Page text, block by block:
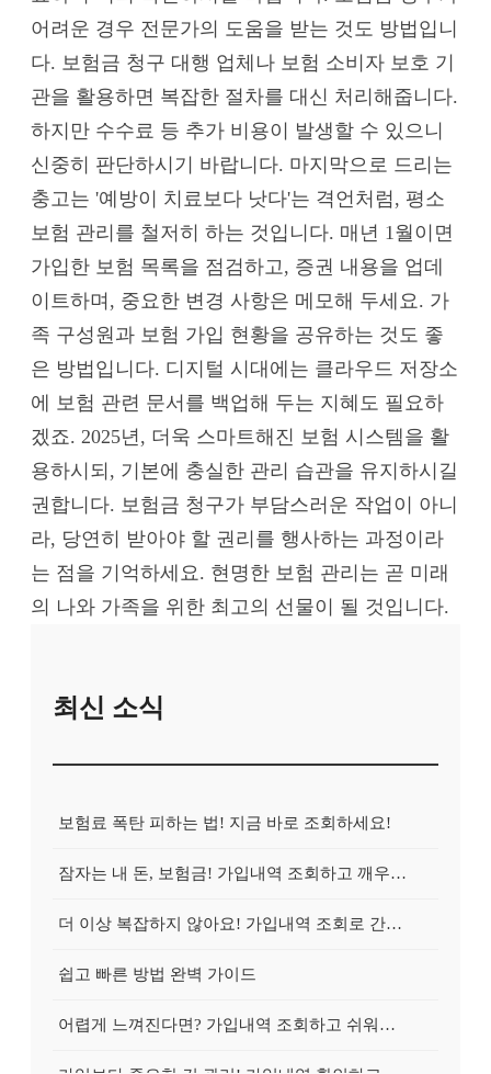
어려운 경우 전문가의 도움을 받는 것도 방법입니
다. 보험금 청구 대행 업체나 보험 소비자 보호 기
관을 활용하면 복잡한 절차를 대신 처리해줍니다.
하지만 수수료 등 추가 비용이 발생할 수 있으니
신중히 판단하시기 바랍니다. 마지막으로 드리는
충고는 '예방이 치료보다 낫다'는 격언처럼, 평소
보험 관리를 철저히 하는 것입니다. 매년 1월이면
가입한 보험 목록을 점검하고, 증권 내용을 업데
이트하며, 중요한 변경 사항은 메모해 두세요. 가
족 구성원과 보험 가입 현황을 공유하는 것도 좋
은 방법입니다. 디지털 시대에는 클라우드 저장소
에 보험 관련 문서를 백업해 두는 지혜도 필요하
겠죠. 2025년, 더욱 스마트해진 보험 시스템을 활
용하시되, 기본에 충실한 관리 습관을 유지하시길
권합니다. 보험금 청구가 부담스러운 작업이 아니
라, 당연히 받아야 할 권리를 행사하는 과정이라
는 점을 기억하세요. 현명한 보험 관리는 곧 미래
의 나와 가족을 위한 최고의 선물이 될 것입니다.
최신 소식
보험료 폭탄 피하는 법! 지금 바로 조회하세요!
잠자는 내 돈, 보험금! 가입내역 조회하고 깨우는 방법
더 이상 복잡하지 않아요! 가입내역 조회로 간편하게 청구!
쉽고 빠른 방법 완벽 가이드
어렵게 느껴진다면? 가입내역 조회하고 쉬워지는 마법!